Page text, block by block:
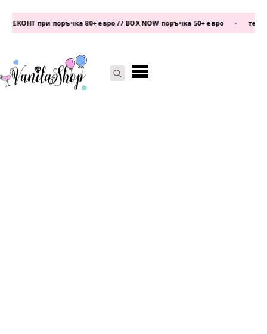
при поръчка 80+ евро // BOX NOW поръчка 50+ евро •